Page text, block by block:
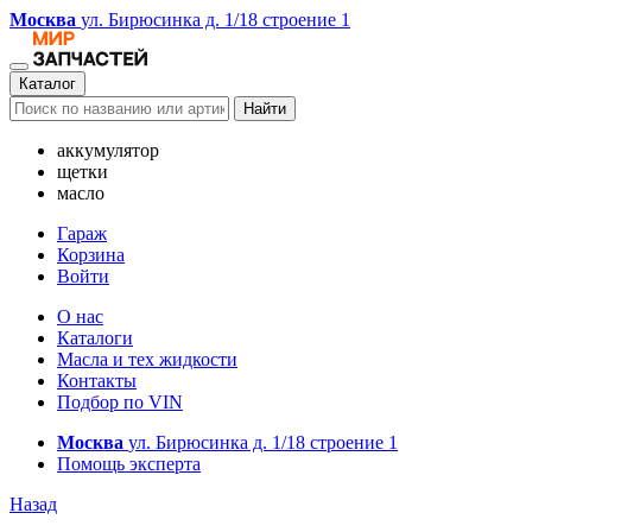
Москва ул. Бирюсинка д. 1/18 строение 1
Каталог
Найти
аккумулятор
щетки
масло
Гараж
Корзина
Войти
О нас
Каталоги
Масла и тех жидкости
Контакты
Подбор по VIN
Москва ул. Бирюсинка д. 1/18 строение 1
Помощь эксперта
Назад